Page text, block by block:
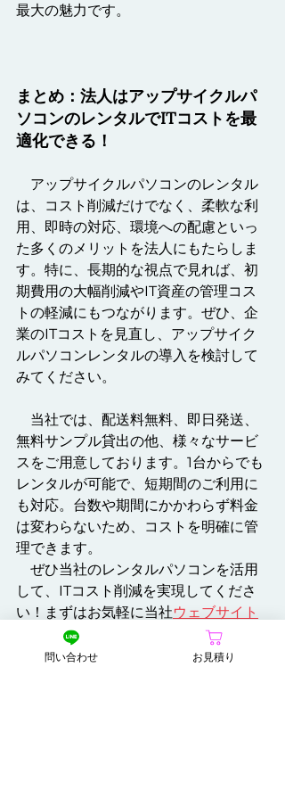
最大の魅力です。
まとめ：法人はアップサイクルパ
ソコンのレンタルでITコストを最
適化できる！
アップサイクルパソコンのレンタル
は、コスト削減だけでなく、柔軟な利
用、即時の対応、環境への配慮といっ
た多くのメリットを法人にもたらしま
す。特に、長期的な視点で見れば、初
期費用の大幅削減やIT資産の管理コス
トの軽減にもつながります。ぜひ、企
業のITコストを見直し、アップサイク
ルパソコンレンタルの導入を検討して
みてください。
当社では、配送料無料、即日発送、
無料サンプル貸出の他、様々なサービ
スをご用意しております。1台からでも
レンタルが可能で、短期間のご利用に
も対応。台数や期間にかかわらず料金
は変わらないため、コストを明確に管
理できます。
ぜひ当社のレンタルパソコンを活用
して、ITコスト削減を実現してくださ
い！まずはお気軽に当社ウェブサイト
よりご連絡くださいませ。
問い合わせ お見積り